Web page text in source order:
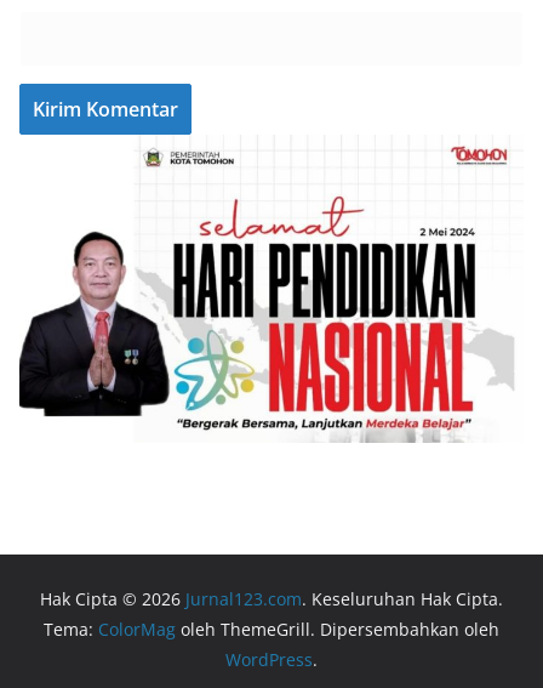
Hak Cipta © 2026 Jurnal123.com. Keseluruhan Hak Cipta.
Tema: ColorMag oleh ThemeGrill. Dipersembahkan oleh
WordPress.